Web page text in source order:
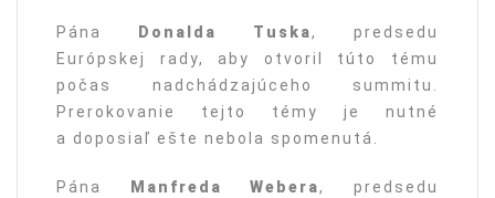
Pána Donalda Tuska, predsedu
Európskej rady, aby otvoril túto tému
počas nadchádzajúceho summitu.
Prerokovanie tejto témy je nutné
a doposiaľ ešte nebola spomenutá.
Pána Manfreda Webera, predsedu